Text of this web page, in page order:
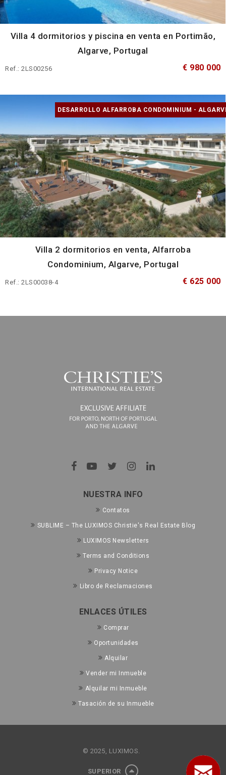
Villa 4 dormitorios y piscina en venta en Portimão,
Algarve, Portugal
Ref.: 2LS00256 € 980 000
DESARROLLO ALFARROBA CONDOMINIUM -
Villa 2 dormitorios en venta, Alfarroba
Condominium, Algarve, Portugal
Ref.: 2LS00038-4 € 625 000
NUESTRA INFO
Contatos
SUBLIME – The LUXIMOS Christie's Real Estate Blog
LUXIMOS Newsletters
Terms and Conditions
Privacy Notice
Libro de Reclamaciones
ENLACES ÚTILES
Comprar
Oportunidades
Alquilar
Vender mi Inmueble
Alquilar mi Inmueble
Tasación de su Inmueble
© 2025, LUXIMOS.
SUPERIOR